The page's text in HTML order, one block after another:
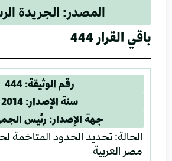
المصدر: الجريدة
باقي القرار 444
رقم الوثيقة: 444
سنة الإصدار: 2014
جهة الإصدار: رئيس
الحالة: تحديد الحدود المتاخمة
مصر العربية